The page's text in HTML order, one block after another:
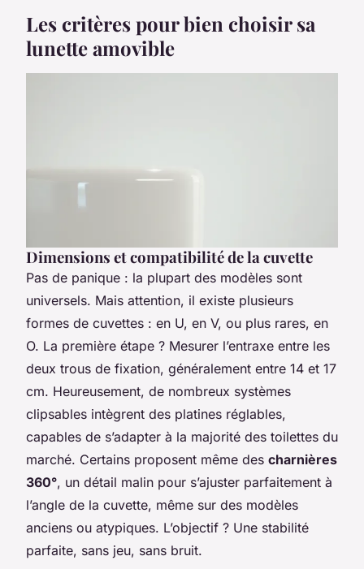
Les critères pour bien choisir sa
lunette amovible
Dimensions et compatibilité de la cuvette
Pas de panique : la plupart des modèles sont
universels. Mais attention, il existe plusieurs
formes de cuvettes : en U, en V, ou plus rares, en
O. La première étape ? Mesurer l’entraxe entre les
deux trous de fixation, généralement entre 14 et 17
cm. Heureusement, de nombreux systèmes
clipsables intègrent des platines réglables,
capables de s’adapter à la majorité des toilettes du
marché. Certains proposent même des charnières
360°, un détail malin pour s’ajuster parfaitement à
l’angle de la cuvette, même sur des modèles
anciens ou atypiques. L’objectif ? Une stabilité
parfaite, sans jeu, sans bruit.